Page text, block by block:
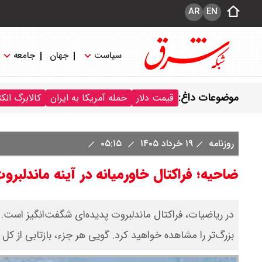
EN
AR
سیاست جهان جامعه
موضوعات داغ: قیمت دلار حمله آمریکا به ایران کالابرگ
روزنامه ۱۹ خرداد ۱۴۰۵
ضاحیه؛ فراکتال خاورمیانه در آینه
در ریاضیات، فراکتال ماندلبروت پدیده‌ای شگفت‌انگیز
بزرگ‌تر را مشاهده خواهید کرد. گویی هر جزء، بازتابی از